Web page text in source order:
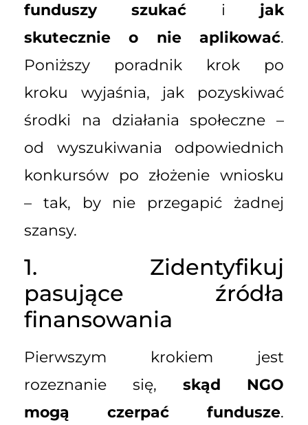
funduszy szukać i jak
skutecznie o nie aplikować.
Poniższy poradnik krok po
kroku wyjaśnia, jak pozyskiwać
środki na działania społeczne –
od wyszukiwania odpowiednich
konkursów po złożenie wniosku
– tak, by nie przegapić żadnej
szansy.
1. Zidentyfikuj
pasujące źródła
finansowania
Pierwszym krokiem jest
rozeznanie się, skąd NGO
mogą czerpać fundusze.